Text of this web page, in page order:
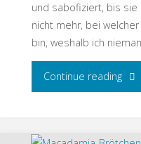
und sabofiziert, bis sie
nicht mehr, bei
bin, weshalb ich
Continue reading
Carb